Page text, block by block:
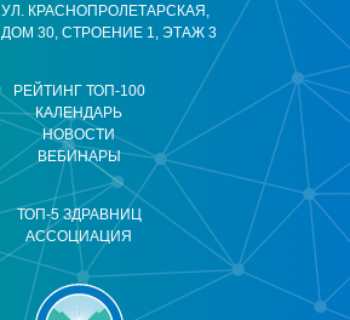
РЕЙТИНГ ТОП-100
КАЛЕНДАРЬ
НОВОСТИ
ВЕБИНАРЫ
ТОП-5 ЗДРАВНИЦ
АССОЦИАЦИЯ
УЛ. КРАСНОПРОЛЕТАРСКАЯ,
ДОМ 30, СТРОЕНИЕ 1, ЭТАЖ 3